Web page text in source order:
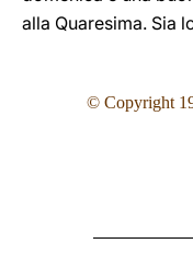
alla Quaresima. Sia
© Copyright